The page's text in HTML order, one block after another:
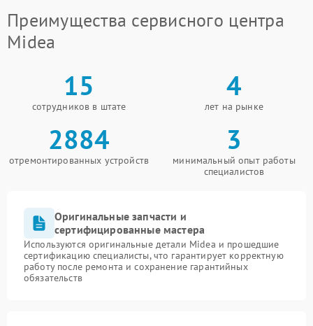
Преимущества сервисного центра
Midea
15
сотрудников в штате
4
лет на рынке
2884
отремонтированных устройств
3
минимальный опыт работы
специалистов
Оригинальные запчасти и
сертифицированные мастера
Используются оригинальные детали Midea и прошедшие
сертификацию специалисты, что гарантирует корректную
работу после ремонта и сохранение гарантийных
обязательств